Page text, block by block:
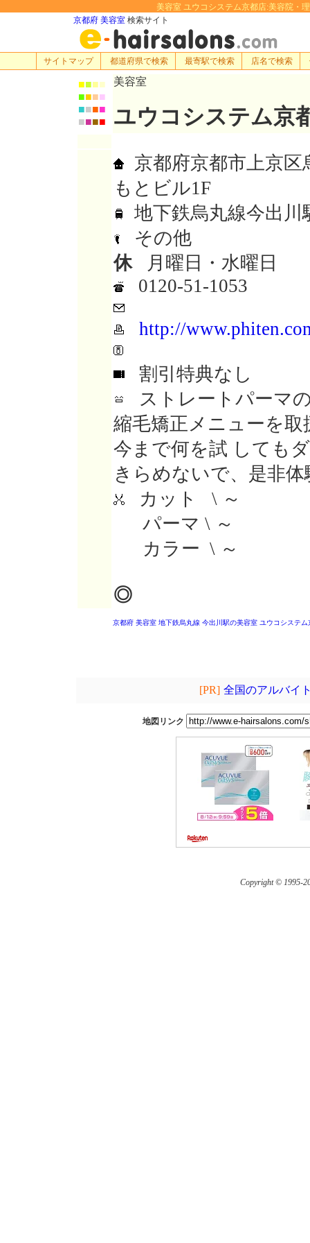
美容室 ユウコシステム京都店:美容院・
京都府 美容室 検索サイト
サイトマップ 都道府県で検索 最寄駅で検索 店名で検索
■■■■
■■■■
■■■■
■■■■
美容室
ユウコシステム京
京都府京都市上京
もとビル1F
地下鉄烏丸線今出川
その他
休月曜日・水曜日
0120-51-1053
http://
割引特典なし
ストレートパーマ
縮毛矯正メニューを
今まで何を試 しても
きらめないで、是非
カット \ ～
パーマ \ ～
カラー \ ～
◎
京都府 美容室 地下鉄烏丸線 今出川駅の美容室 ユウコシステム
[PR] 全国のアルバイ
地図リンク
Copyright © 1995-